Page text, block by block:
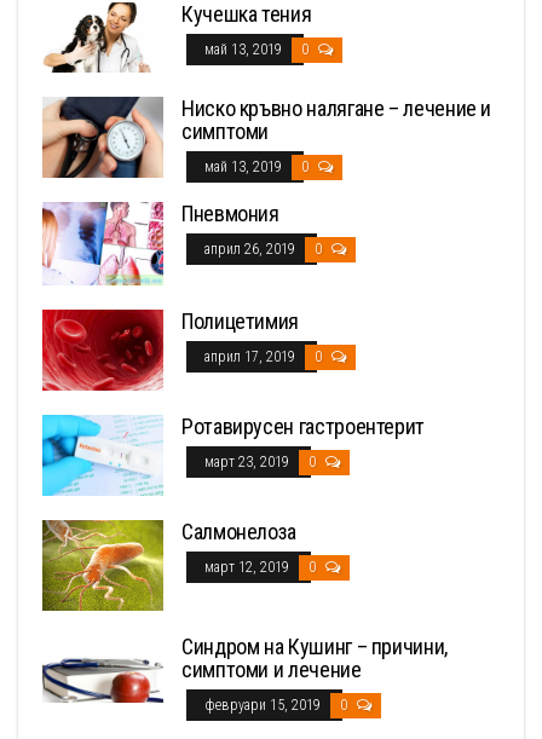
Кучешка тения
май 13, 2019 0
Ниско кръвно налягане – лечение и
симптоми
май 13, 2019 0
Пневмония
април 26, 2019 0
Полицетимия
април 17, 2019 0
Ротавирусен гастроентерит
март 23, 2019 0
Салмонелоза
март 12, 2019 0
Синдром на Кушинг – причини,
симптоми и лечение
февруари 15, 2019 0